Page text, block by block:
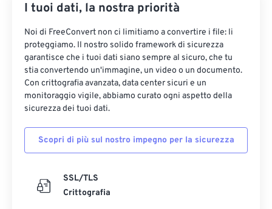
I tuoi dati, la nostra priorità
Noi di FreeConvert non ci limitiamo a convertire i file: li
proteggiamo. Il nostro solido framework di sicurezza
garantisce che i tuoi dati siano sempre al sicuro, che tu
stia convertendo un'immagine, un video o un documento.
Con crittografia avanzata, data center sicuri e un
monitoraggio vigile, abbiamo curato ogni aspetto della
sicurezza dei tuoi dati.
Scopri di più sul nostro impegno per la sicurezza
SSL/TLS
Crittografia